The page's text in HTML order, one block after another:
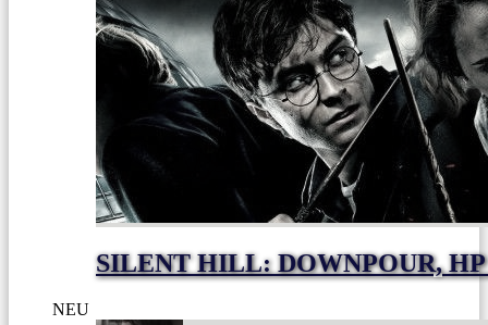
SILENT HILL: DOWNPOUR,
NEU